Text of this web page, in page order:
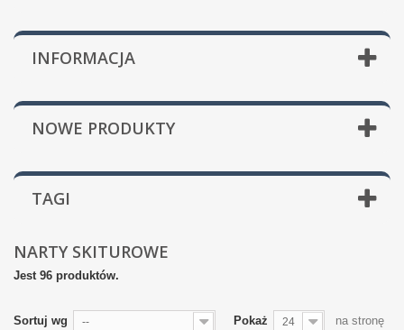
INFORMACJA
NOWE PRODUKTY
TAGI
NARTY SKITUROWE
Jest 96 produktów.
Sortuj wg -- Pokaż 24 na stronę